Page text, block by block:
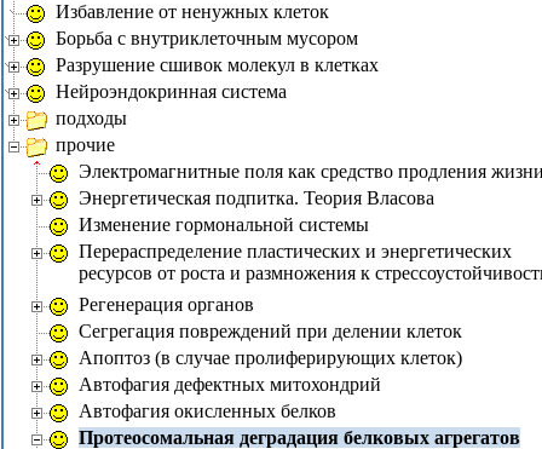
Избавление от ненужных клеток
Борьба с внутриклеточным мусором
Разрушение сшивок молекул в клетках
Нейроэндокринная система
подходы
прочие
Электромагнитные поля как средство продления
Энергетическая подпитка. Теория Власова
Изменение гормональной системы
Перераспределение пластических и энергетических
ресурсов от роста и размножения к
Регенерация органов
Сегрегация повреждений при делении клеток
Апоптоз (в случае пролиферирующих клеток)
Автофагия дефектных митохондрий
Автофагия окисленных белков
Протеосомальная деградация белковых агрегатов